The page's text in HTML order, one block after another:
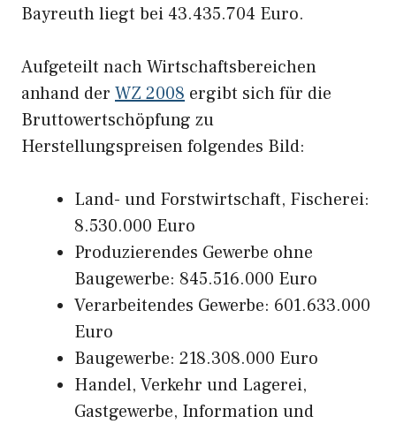
Bayreuth liegt bei 43.435.704 Euro.
Aufgeteilt nach Wirtschaftsbereichen
anhand der WZ 2008 ergibt sich für die
Bruttowertschöpfung zu
Herstellungspreisen folgendes Bild:
Land- und Forstwirtschaft, Fischerei:
8.530.000 Euro
Produzierendes Gewerbe ohne
Baugewerbe: 845.516.000 Euro
Verarbeitendes Gewerbe: 601.633.000
Euro
Baugewerbe: 218.308.000 Euro
Handel, Verkehr und Lagerei,
Gastgewerbe, Information und